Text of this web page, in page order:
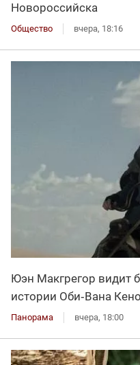
Новороссийска
Общество вчера, 18:16
Юэн Макгрегор видит
истории Оби‑Вана
Панорама вчера, 18:00